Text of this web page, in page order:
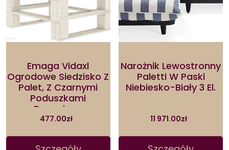
Emaga Vidaxl
Ogrodowe Siedzisko Z
Palet, Z Czarnymi
Poduszkami
Drewniane
477.00zł
Narożnik Lewostronny
Paletti W Paski
Niebiesko-Biały 3 El.
11 971.00zł